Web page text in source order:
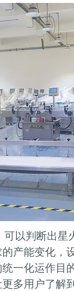
以判断出星
产能变化，
一化运作目
多用户了解